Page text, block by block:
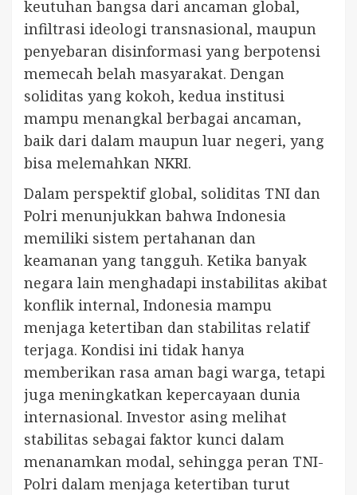
keutuhan bangsa dari ancaman global,
infiltrasi ideologi transnasional, maupun
penyebaran disinformasi yang berpotensi
memecah belah masyarakat. Dengan
soliditas yang kokoh, kedua institusi
mampu menangkal berbagai ancaman,
baik dari dalam maupun luar negeri, yang
bisa melemahkan NKRI.
Dalam perspektif global, soliditas TNI dan
Polri menunjukkan bahwa Indonesia
memiliki sistem pertahanan dan
keamanan yang tangguh. Ketika banyak
negara lain menghadapi instabilitas akibat
konflik internal, Indonesia mampu
menjaga ketertiban dan stabilitas relatif
terjaga. Kondisi ini tidak hanya
memberikan rasa aman bagi warga, tetapi
juga meningkatkan kepercayaan dunia
internasional. Investor asing melihat
stabilitas sebagai faktor kunci dalam
menanamkan modal, sehingga peran TNI-
Polri dalam menjaga ketertiban turut